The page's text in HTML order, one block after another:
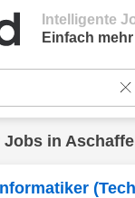
Intelligente
Einfach
Jobs in